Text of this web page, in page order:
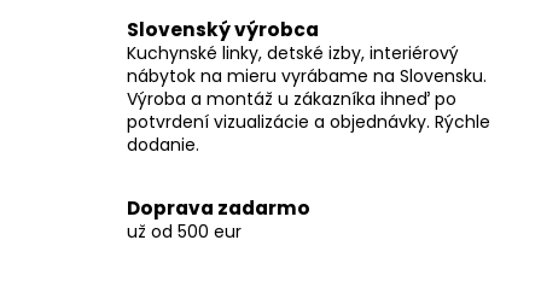
Slovenský výrobca
Kuchynské linky, detské izby, interiérový
nábytok na mieru vyrábame na Slovensku.
Výroba a montáž u zákazníka ihneď po
potvrdení vizualizácie a objednávky. Rýchle
dodanie.
Doprava zadarmo
už od 500 eur